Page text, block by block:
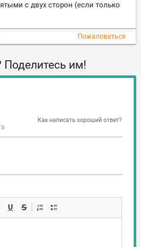
с двух сторон (если только
Пожаловаться
Поделитесь им!
Как написать хороший ответ?